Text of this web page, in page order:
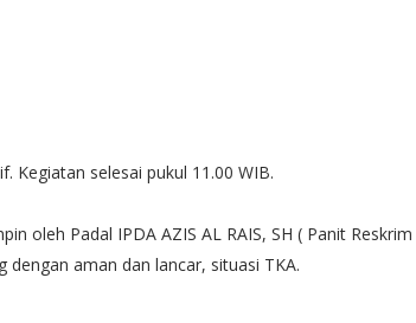
Kegiatan selesai pukul 11.00 WIB.
oleh Padal IPDA AZIS AL RAIS, SH ( Panit Reskrim
aman dan lancar, situasi TKA.